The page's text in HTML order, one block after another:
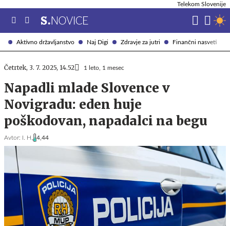
Aktivno državljanstvo Naj Digi Zdravje za jutri Finančni nasveti
Telekom Slovenije
Četrtek, 3. 7. 2025, 14.52 1 leto, 1 mesec
Napadli mlade Slovence v
Novigradu: eden huje
poškodovan, napadalci na begu
Avtor: I. H. 4,44